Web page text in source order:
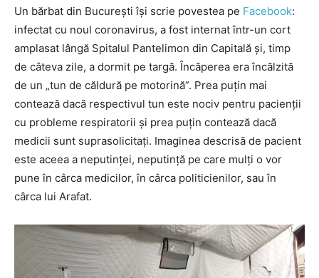
Un bărbat din București își scrie povestea pe Facebook:
infectat cu noul coronavirus, a fost internat într-un cort
amplasat lângă Spitalul Pantelimon din Capitală și, timp
de câteva zile, a dormit pe targă. Încăperea era încălzită
de un „tun de căldură pe motorină”. Prea puțin mai
contează dacă respectivul tun este nociv pentru pacienții
cu probleme respiratorii și prea puțin contează dacă
medicii sunt suprasolicitați. Imaginea descrisă de pacient
este aceea a neputinței, neputință pe care mulți o vor
pune în cârca medicilor, în cârca politicienilor, sau în
cârca lui Arafat.